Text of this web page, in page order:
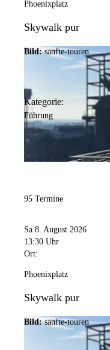
Phoenixplatz
Skywalk pur
Bild: sanfte-touren
Kategorie:
Führung
95 Termine
Sa 8. August 2026
13:30 Uhr
Ort:
Phoenixplatz
Skywalk pur
Bild: sanfte-touren